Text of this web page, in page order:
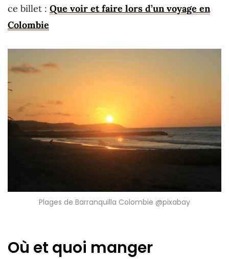
ce billet : Que voir et faire lors d’un voyage en
Colombie
Plages de Barranquilla Colombie @pixabay
Où et quoi manger